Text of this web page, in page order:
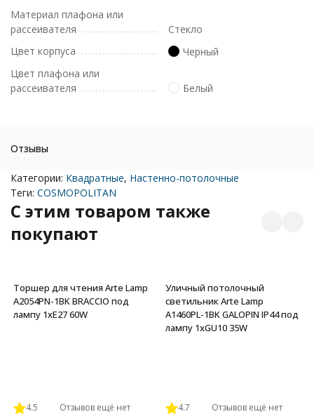
Материал плафона или
рассеивателя
Стекло
Цвет корпуса
Черный
Цвет плафона или
рассеивателя
Белый
Отзывы
Категории: Квадратные, Настенно-потолочные
Теги: COSMOPOLITAN
C этим товаром также
покупают
Торшер для чтения Arte Lamp
A2054PN-1BK BRACCIO под
лампу 1xE27 60W
4.5 Отзывов ещё нет
Уличный потолочный
светильник Arte Lamp
A1460PL-1BK GALOPIN IP44 под
лампу 1xGU10 35W
4.7 Отзывов ещё нет